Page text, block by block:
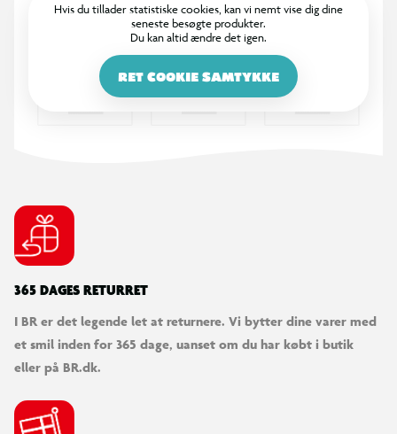
OEKO-TEX® STANDARD 100-mærket betyder, at
komponenterne i det enkelte produkt overholder
Vedligeholdelse:
Dynen kan vaskes ved på skåneprogram ved maks. 60°C, efter
endt vask er det muligt at tørretumble dynen ved maks 60°C.
luftighed.
Hvis du tillader statistiske cookies, kan vi nemt vise dig dine
seneste besøgte produkter.
Du kan altid ændre det igen.
RET COOKIE SAMTYKKE
365 DAGES RETURRET
I BR er det legende let at returnere. Vi bytter dine varer med
et smil inden for 365 dage, uanset om du har købt i butik
eller på BR.dk.